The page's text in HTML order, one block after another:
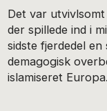
Det var
der spillede ind i
sidste fjerdedel
demagogisk
islamiseret Europa.